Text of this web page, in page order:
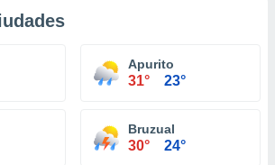
Apurito
31° 23°
Bruzual
30° 24°